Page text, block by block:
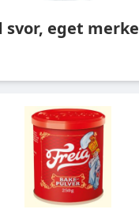
svor, eget merke